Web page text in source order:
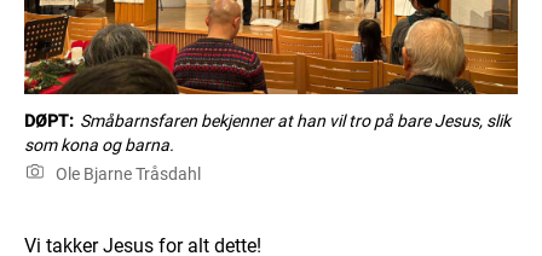
DØPT: Småbarnsfaren bekjenner at han vil tro på bare Jesus, slik
som kona og barna.
Ole Bjarne Tråsdahl
Vi takker Jesus for alt dette!